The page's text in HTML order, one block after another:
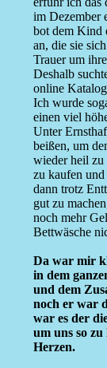
im Dezember
bot dem Kind
an, die sie
Trauer um
Deshalb
online
Ich wurde
einen viel
Unter
beißen, um
wieder heil zu
zu kaufen und
dann trotz
gut zu
noch mehr
Bettwäsche
Da war mir
in dem
und dem
noch er war
war es der
um uns so
Herzen.